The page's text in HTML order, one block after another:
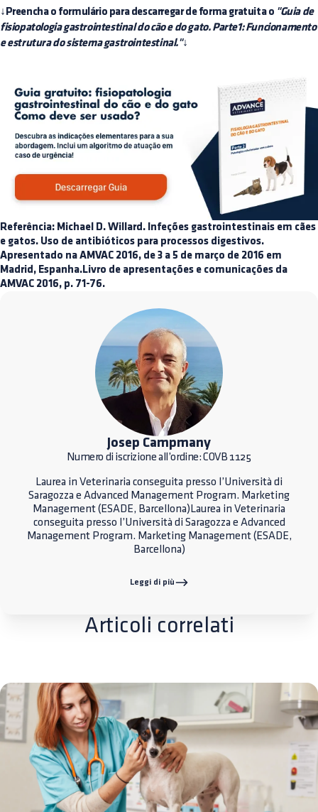
↓Preencha o formulário para descarregar de forma gratuita o "Guia de
fisiopatologia gastrointestinal do cão e do gato. Parte1: Funcionamento
e estrutura do sistema gastrointestinal."↓
Referência: Michael D. Willard. Infeções gastrointestinais em cães
e gatos. Uso de antibióticos para processos digestivos.
Apresentado na AMVAC 2016, de 3 a 5 de março de 2016 em
Madrid, Espanha.Livro de apresentações e comunicações da
AMVAC 2016, p. 71-76.
Josep Campmany
Numero di iscrizione all’ordine: COVB 1125
Laurea in Veterinaria conseguita presso l’Università di
Saragozza e Advanced Management Program. Marketing
Management (ESADE, Barcellona)Laurea in Veterinaria
conseguita presso l’Università di Saragozza e Advanced
Management Program. Marketing Management (ESADE,
Barcellona)
Leggi di più
Articoli correlati